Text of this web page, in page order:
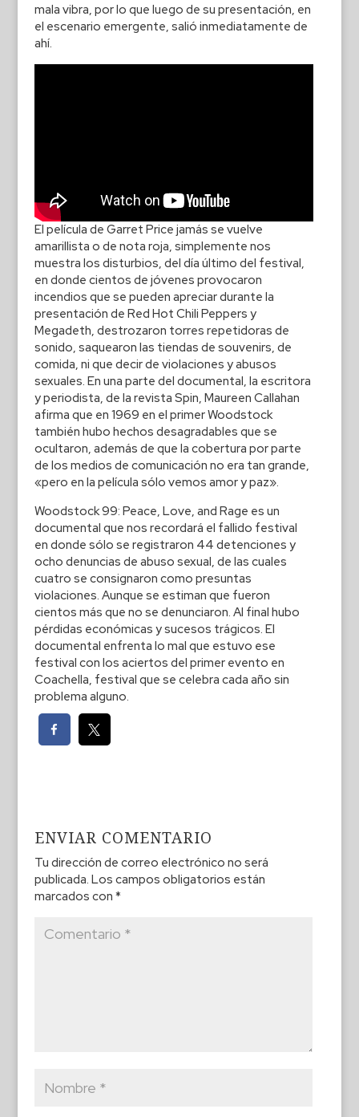
mala vibra, por lo que luego de su presentación, en
el escenario emergente, salió inmediatamente de
ahí.
El película de Garret Price jamás se vuelve
amarillista o de nota roja, simplemente nos
muestra los disturbios, del día último del festival,
en donde cientos de jóvenes provocaron
incendios que se pueden apreciar durante la
presentación de Red Hot Chili Peppers y
Megadeth, destrozaron torres repetidoras de
sonido, saquearon las tiendas de souvenirs, de
comida, ni que decir de violaciones y abusos
sexuales. En una parte del documental, la escritora
y periodista, de la revista Spin, Maureen Callahan
afirma que en 1969 en el primer Woodstock
también hubo hechos desagradables que se
ocultaron, además de que la cobertura por parte
de los medios de comunicación no era tan grande,
«pero en la película sólo vemos amor y paz».
Woodstock 99: Peace, Love, and Rage es un
documental que nos recordará el fallido festival
en donde sólo se registraron 44 detenciones y
ocho denuncias de abuso sexual, de las cuales
cuatro se consignaron como presuntas
violaciones. Aunque se estiman que fueron
cientos más que no se denunciaron. Al final hubo
pérdidas económicas y sucesos trágicos. El
documental enfrenta lo mal que estuvo ese
festival con los aciertos del primer evento en
Coachella, festival que se celebra cada año sin
problema alguno.
ENVIAR COMENTARIO
Tu dirección de correo electrónico no será
publicada. Los campos obligatorios están
marcados con *